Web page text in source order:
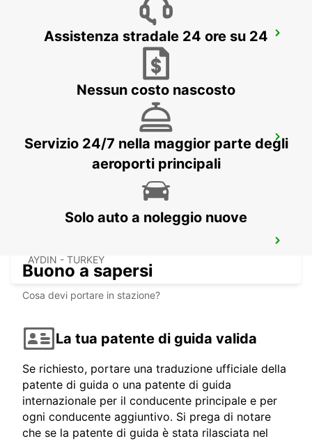
FETHIYE
BODRUM MILAS AEROPORTO
AYDIN - TURKEY
Assistenza stradale 24 ore su 24
Nessun costo nascosto
Servizio 24/7 nella maggior parte degli
aeroporti principali
Solo auto a noleggio nuove
Buono a sapersi
Cosa devi portare in stazione?
La tua patente di guida valida
Se richiesto, portare una traduzione ufficiale della
patente di guida o una patente di guida
internazionale per il conducente principale e per
ogni conducente aggiuntivo. Si prega di notare
che se la patente di guida è stata rilasciata nel